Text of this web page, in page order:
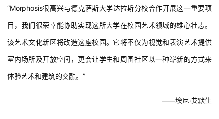
“Morphosis很高兴与德克萨斯大学达拉斯分校合作开展这一重要项
目，我们很荣幸能协助实现这所大学在校园艺术领域的雄心壮志。
该艺术文化新区将改造这座校园。它将不仅为视觉和表演艺术提供
室内场所及开放空间，更会让学生和周围社区以一种崭新的方式来
体验艺术和建筑的交融。”
——埃尼·艾默生